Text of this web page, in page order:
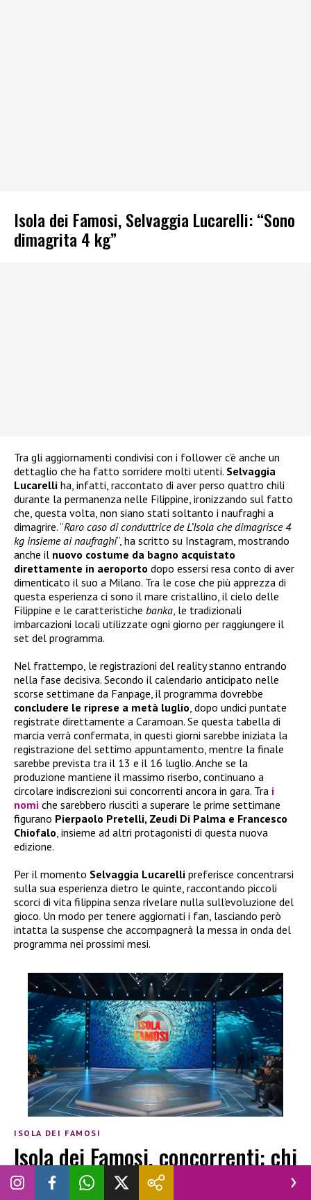
Isola dei Famosi, Selvaggia Lucarelli: “Sono
dimagrita 4 kg”
Tra gli aggiornamenti condivisi con i follower c’è anche un
dettaglio che ha fatto sorridere molti utenti. Selvaggia
Lucarelli ha, infatti, raccontato di aver perso quattro chili
durante la permanenza nelle Filippine, ironizzando sul fatto
che, questa volta, non siano stati soltanto i naufraghi a
dimagrire. “Raro caso di conduttrice de L’Isola che dimagrisce 4
kg insieme ai naufraghi“, ha scritto su Instagram, mostrando
anche il nuovo costume da bagno acquistato
direttamente in aeroporto dopo essersi resa conto di aver
dimenticato il suo a Milano. Tra le cose che più apprezza di
questa esperienza ci sono il mare cristallino, il cielo delle
Filippine e le caratteristiche banka , le tradizionali
imbarcazioni locali utilizzate ogni giorno per raggiungere il
set del programma.
Nel frattempo, le registrazioni del reality stanno entrando
nella fase decisiva. Secondo il calendario anticipato nelle
scorse settimane da Fanpage, il programma dovrebbe
concludere le riprese a metà luglio , dopo undici puntate
registrate direttamente a Caramoan. Se questa tabella di
marcia verrà confermata, in questi giorni sarebbe iniziata la
registrazione del settimo appuntamento, mentre la finale
sarebbe prevista tra il 13 e il 16 luglio. Anche se la
produzione mantiene il massimo riserbo, continuano a
circolare indiscrezioni sui concorrenti ancora in gara. Tra i
nomi che sarebbero riusciti a superare le prime settimane
figurano Pierpaolo Pretelli, Zeudi Di Palma e Francesco
Chiofalo , insieme ad altri protagonisti di questa nuova
edizione.
Per il momento Selvaggia Lucarelli preferisce concentrarsi
sulla sua esperienza dietro le quinte, raccontando piccoli
scorci di vita filippina senza rivelare nulla sull’evoluzione del
gioco. Un modo per tenere aggiornati i fan, lasciando però
intatta la suspense che accompagnerà la messa in onda del
programma nei prossimi mesi.
ISOLA DEI FAMOSI
Isola dei Famosi, concorrenti: chi
è Audrey Martin?